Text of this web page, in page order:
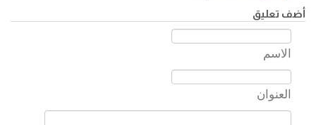
الْجَزيلِ وَالثَّناءِ الْجَميلِ، وَاَلْحَقَكَ اللهُ
بِدَرَجَةِ آبائِكَ فِي جَنّاتِ النَّعيمِ، اَللّـهُمَّ اِنّي
تَعَرَّضْتُ لِزِيارَةِ اَوْلِيائِكَ رَغْبَةً فِي ثَوابِكَ
وَرَجاءً لِمَغْفِرَتِكَ وَجَزيلِ اِحْسانِكَ، فَاَسْاَلُكَ
تَجْعَلَ رِزْقي بِهِمْ دارّاً وَعَيْشي بِهِمْ قارّاً،
وَزِيارَتي بِهِمْ مَقْبُولَةً وَحَياتي بِهِمْ طَيِّبَةً،
أضف تعليق
الاسم
العنوان